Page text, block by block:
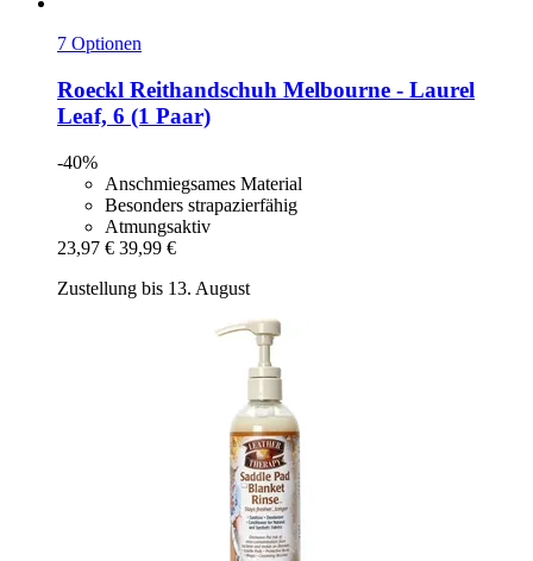
7 Optionen
Roeckl Reithandschuh Melbourne -​ Laurel
Leaf, 6 (1 Paar)
-40%
Anschmiegsames Material
Besonders strapazierfähig
Atmungsaktiv
23,97 € 39,99 €
Zustellung bis 13. August